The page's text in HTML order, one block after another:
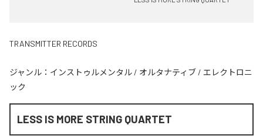
TRANSMITTER RECORDS
ジャンル： インストゥルメンタル / オルタナティブ / エレクトロニ
ック
LESS IS MORE STRING QUARTET